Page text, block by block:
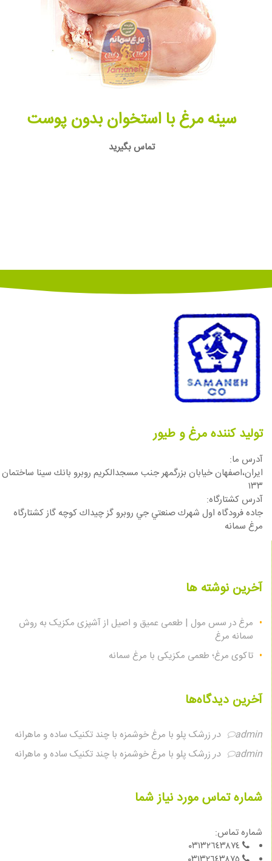
سینه مرغ با استخوان بدون پوست
تماس بگیرید
تولید کننده مرغ و طیور
آدرس ما:
ایران،اصفهان خيابان بزرگمهر جنب مسجدالكريم روبرو بانك سينا ساختمان
١٣٣
آدرس كشتارگاه:
جاده فرودگاه اول شهرك صنعتي جي روبرو گز چيداك كوچه گاز كشتارگاه
مرغ سمانه
آخرین نوشته ها
مرغ در سس مول | طعمی عمیق و اصیل از آشپزی مکزیک به روش
سمانه مرغ
تاکوی مرغ؛ طعمی مکزیکی با مرغ سمانه
آخرین دیدگاه‌ها
admin درزرشک پلو با مرغ خوشمزه با چند تکنیک ساده و ماهرانه
admin
درزرشک پلو با مرغ خوشمزه با چند تکنیک ساده و ماهرانه
شماره تماس مورد نیاز شما
شماره تماس: